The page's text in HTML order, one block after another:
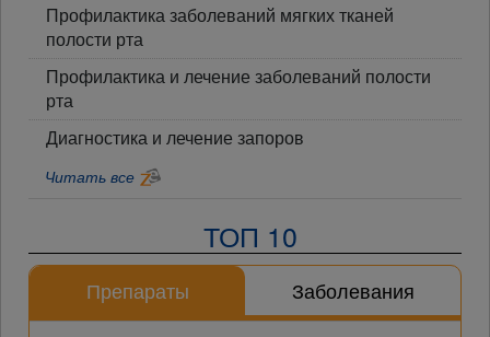
Профилактика заболеваний мягких тканей
полости рта
Профилактика и лечение заболеваний полости
рта
Диагностика и лечение запоров
Читать все
ТОП 10
Препараты Заболевания